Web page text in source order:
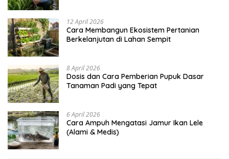
12 April 2026
Cara Membangun Ekosistem Pertanian
Berkelanjutan di Lahan Sempit
8 April 2026
Dosis dan Cara Pemberian Pupuk Dasar
Tanaman Padi yang Tepat
6 April 2026
Cara Ampuh Mengatasi Jamur Ikan Lele
(Alami & Medis)